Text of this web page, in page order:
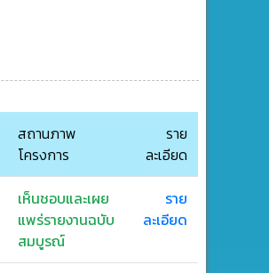
สถานภาพ
โครงการ
ราย
ละเอียด
เห็นชอบและเผย
แพร่รายงานฉบับ
สมบูรณ์
ราย
ละเอียด